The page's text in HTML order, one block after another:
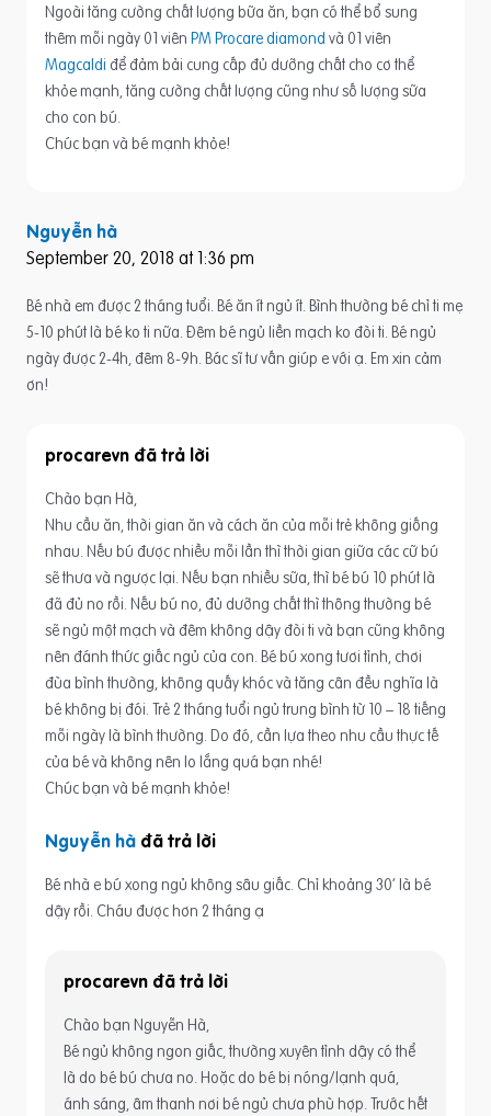
Ngoài tăng cường chất lượng bữa ăn, bạn có thể bổ sung
thêm mỗi ngày 01 viên PM Procare diamond và 01 viên
Magcaldi để đảm bải cung cấp đủ dưỡng chất cho cơ thể
khỏe mạnh, tăng cường chất lượng cũng như số lượng sữa
cho con bú.
Chúc bạn và bé mạnh khỏe!
Nguyễn hà
September 20, 2018 at 1:36 pm
Bé nhà em được 2 tháng tuổi. Bé ăn ít ngủ ít. Bình thường bé chỉ ti mẹ
5-10 phút là bé ko ti nữa. Đêm bé ngủ liền mạch ko đòi ti. Bé ngủ
ngày được 2-4h, đêm 8-9h. Bác sĩ tư vấn giúp e với ạ. Em xin cảm
ơn!
procarevn
Chào bạn Hà,
Nhu cầu ăn, thời gian ăn và cách ăn của mỗi trẻ không giống
nhau. Nếu bú được nhiều mỗi lần thì thời gian giữa các cữ bú
sẽ thưa và ngược lại. Nếu bạn nhiều sữa, thì bé bú 10 phút là
đã đủ no rồi. Nếu bú no, đủ dưỡng chất thì thông thường bé
sẽ ngủ một mạch và đêm không dậy đòi ti và bạn cũng không
nên đánh thức giấc ngủ của con. Bé bú xong tươi tỉnh, chơi
đùa bình thường, không quấy khóc và tăng cân đều nghĩa là
bé không bị đói. Trẻ 2 tháng tuổi ngủ trung bình từ 10 – 18 tiếng
mỗi ngày là bình thường. Do đó, cần lựa theo nhu cầu thực tế
của bé và không nên lo lắng quá bạn nhé!
Chúc bạn và bé mạnh khỏe!
Nguyễn hà
Bé nhà e bú xong ngủ không sâu giấc. Chỉ khoảng 30′ là bé
dậy rồi. Cháu được hơn 2 tháng ạ
procarevn
Chào bạn Nguyễn Hà,
Bé ngủ không ngon giấc, thường xuyên tỉnh dậy có thể
là do bé bú chưa no. Hoặc do bé bị nóng/lạnh quá,
ánh sáng, âm thanh nơi bé ngủ chưa phù hợp. Trước hết